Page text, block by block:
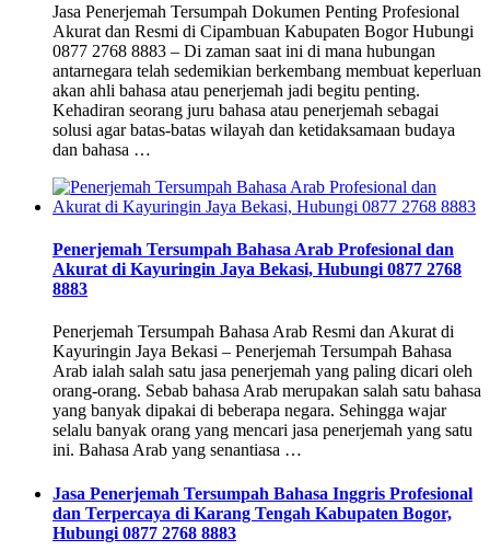
Jasa Penerjemah Tersumpah Dokumen Penting Profesional
Akurat dan Resmi di Cipambuan Kabupaten Bogor Hubungi
0877 2768 8883 – Di zaman saat ini di mana hubungan
antarnegara telah sedemikian berkembang membuat keperluan
akan ahli bahasa atau penerjemah jadi begitu penting.
Kehadiran seorang juru bahasa atau penerjemah sebagai
solusi agar batas-batas wilayah dan ketidaksamaan budaya
dan bahasa …
Penerjemah Tersumpah Bahasa Arab Profesional dan
Akurat di Kayuringin Jaya Bekasi, Hubungi 0877 2768
8883
Penerjemah Tersumpah Bahasa Arab Resmi dan Akurat di
Kayuringin Jaya Bekasi – Penerjemah Tersumpah Bahasa
Arab ialah salah satu jasa penerjemah yang paling dicari oleh
orang-orang. Sebab bahasa Arab merupakan salah satu bahasa
yang banyak dipakai di beberapa negara. Sehingga wajar
selalu banyak orang yang mencari jasa penerjemah yang satu
ini. Bahasa Arab yang senantiasa …
Jasa Penerjemah Tersumpah Bahasa Inggris Profesional
dan Terpercaya di Karang Tengah Kabupaten Bogor,
Hubungi 0877 2768 8883